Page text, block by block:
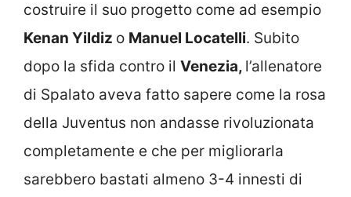
costruire il suo progetto come ad esempio
Kenan Yildiz o Manuel Locatelli. Subito
dopo la sfida contro il Venezia, l’allenatore
di Spalato aveva fatto sapere come la rosa
della Juventus non andasse rivoluzionata
completamente e che per migliorarla
sarebbero bastati almeno 3-4 innesti di